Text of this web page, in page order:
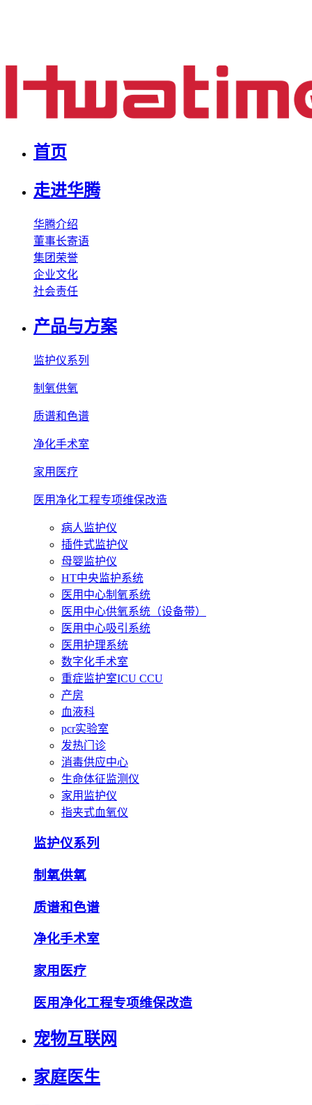
首页
走进华腾
华腾介绍
董事长寄语
集团荣誉
企业文化
社会责任
产品与方案
监护仪系列
制氧供氧
质谱和色谱
净化手术室
家用医疗
医用净化工程专项维保改造
病人监护仪
插件式监护仪
母婴监护仪
HT中央监护系统
医用中心制氧系统
医用中心供氧系统（设备带）
医用中心吸引系统
医用护理系统
数字化手术室
重症监护室ICU CCU
产房
血液科
pcr实验室
发热门诊
消毒供应中心
生命体征监测仪
家用监护仪
指夹式血氧仪
监护仪系列
制氧供氧
质谱和色谱
净化手术室
家用医疗
医用净化工程专项维保改造
宠物互联网
家庭医生